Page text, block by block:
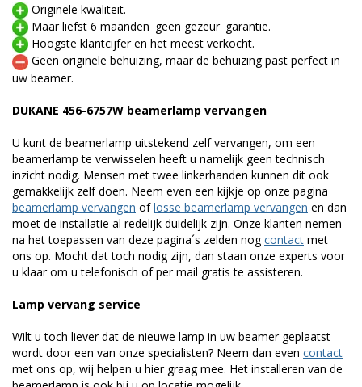
Originele kwaliteit.
Maar liefst 6 maanden 'geen gezeur' garantie.
Hoogste klantcijfer en het meest verkocht.
Geen originele behuizing, maar de behuizing past perfect in
uw beamer.
DUKANE 456-6757W beamerlamp vervangen
U kunt de beamerlamp uitstekend zelf vervangen, om een
beamerlamp te verwisselen heeft u namelijk geen technisch
inzicht nodig. Mensen met twee linkerhanden kunnen dit ook
gemakkelijk zelf doen. Neem even een kijkje op onze pagina
beamerlamp vervangen oflosse beamerlamp vervangen en dan
moet de installatie al redelijk duidelijk zijn. Onze klanten nemen
na het toepassen van deze pagina´s zelden nogcontact met
ons op. Mocht dat toch nodig zijn, dan staan onze experts voor
u klaar om u telefonisch of per mail gratis te assisteren.
Lamp vervang service
Wilt u toch liever dat de nieuwe lamp in uw beamer geplaatst
wordt door een van onze specialisten? Neem dan even contact
met ons op, wij helpen u hier graag mee. Het installeren van de